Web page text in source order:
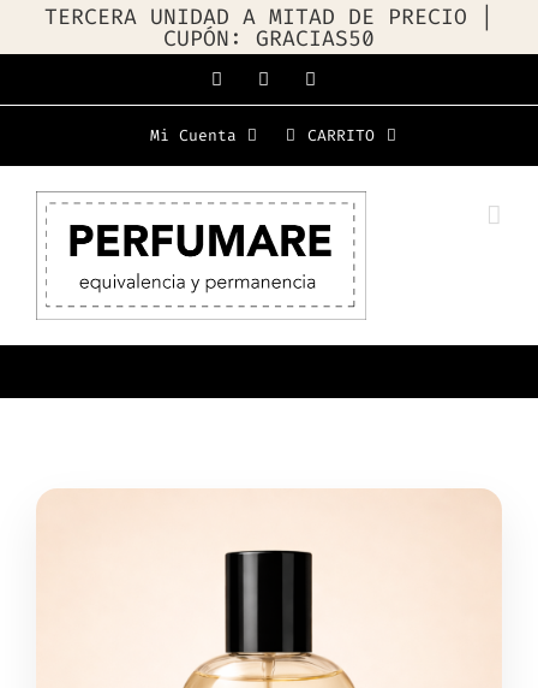
TERCERA UNIDAD A MITAD DE PRECIO |
CUPÓN: GRACIAS50
al
FacebookInstagramWhatsApp
Mi Cuenta CARRITO